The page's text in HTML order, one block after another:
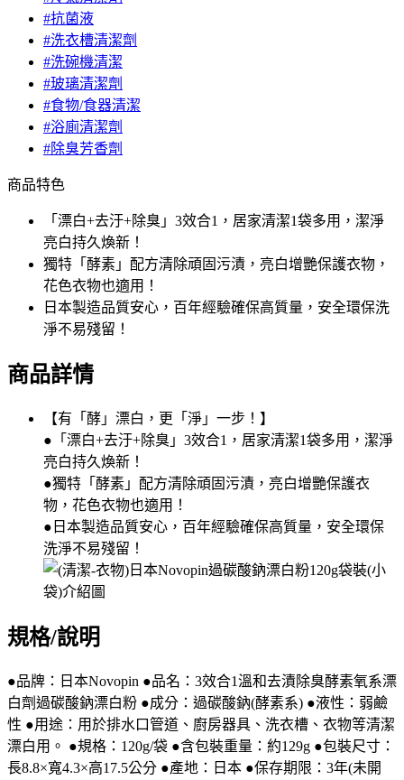
#抗菌液
#洗衣槽清潔劑
#洗碗機清潔
#玻璃清潔劑
#食物/食器清潔
#浴廁清潔劑
#除臭芳香劑
商品特色
「漂白+去汙+除臭」3效合1，居家清潔1袋多用，潔淨
亮白持久煥新！
獨特「酵素」配方清除頑固污漬，亮白增艷保護衣物，
花色衣物也適用！
日本製造品質安心，百年經驗確保高質量，安全環保洗
淨不易殘留！
商品詳情
【有「酵」漂白，更「淨」一步！】
●「漂白+去汙+除臭」3效合1，居家清潔1袋多用，潔淨
亮白持久煥新！
●獨特「酵素」配方清除頑固污漬，亮白增艷保護衣
物，花色衣物也適用！
●日本製造品質安心，百年經驗確保高質量，安全環保
洗淨不易殘留！
規格/說明
●品牌：日本Novopin ●品名：3效合1溫和去漬除臭酵素氧系漂
白劑過碳酸鈉漂白粉 ●成分：過碳酸鈉(酵素系) ●液性：弱鹼
性 ●用途：用於排水口管道、廚房器具、洗衣槽、衣物等清潔
漂白用。 ●規格：120g/袋 ●含包裝重量：約129g ●包裝尺寸：
長8.8×寬4.3×高17.5公分 ●產地：日本 ●保存期限：3年(未開